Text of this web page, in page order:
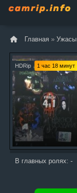
Главная » Ужасы
HDRip 1 час 18 минут
В главных ролях: -